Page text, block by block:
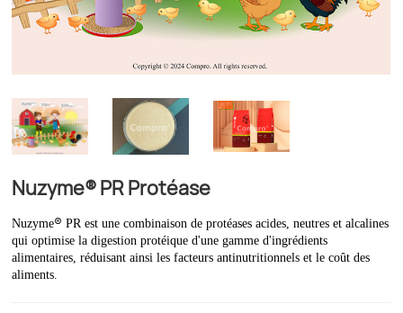
Nuzyme® PR Protéase
Nuzyme® PR est une combinaison de protéases acides, neutres et alcalines
qui optimise la digestion protéique d'une gamme d'ingrédients
alimentaires, réduisant ainsi les facteurs antinutritionnels et le coût des
aliments.